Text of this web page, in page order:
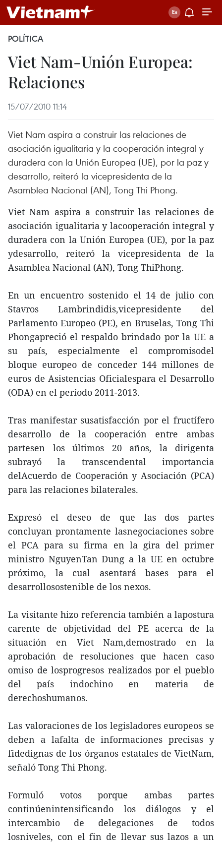
POLÍTICA
Viet Nam-Unión Europea:
Relaciones
15/07/2010 11:14
Viet Nam aspira a construir las relaciones de
asociación igualitaria y la cooperación integral y
duradera con la Unión Europea (UE), por la paz y
desarrollo, reiteró la vicepresidenta de la
Asamblea Nacional (AN), Tong Thi Phong.
Viet Nam aspira a construir las relaciones de
asociación igualitaria y lacooperación integral y
duradera con la Unión Europea (UE), por la paz
ydesarrollo, reiteró la vicepresidenta de la
Asamblea Nacional (AN), Tong ThiPhong.
En un encuentro sostenido el 14 de julio con
Stavros Lambrindidis,vicepresidente del
Parlamento Europeo (PE), en Bruselas, Tong Thi
Phongapreció el respaldo brindado por la UE a
su país, especialmente el compromisodel
bloque europeo de conceder 144 millones de
euros de Asistencias Oficialespara el Desarrollo
(ODA) en el período 2011-2013.
Tras manifestar susatisfacción por el fructífero
desarrollo de la cooperación entre ambas
partesen los últimos 20 años, la dirigenta
subrayó la transcendental importancia
delAcuerdo de Cooperación y Asociación (PCA)
para las relaciones bilaterales.
Expresó el deseo de que las dos partes
concluyan prontamente lasnegociaciones sobre
el PCA para su firma en la gira del primer
ministro NguyenTan Dung a la UE en octubre
próximo, la cual asentará bases para el
desarrollosostenible de los nexos.
La visitante hizo referencia también a lapostura
carente de objetividad del PE acerca de la
situación en Viet Nam,demostrado en la
aprobación de resoluciones que hacen caso
omiso de losprogresos realizados por el pueblo
del país indochino en materia de
derechoshumanos.
Las valoraciones de los legisladores europeos se
deben a lafalta de informaciones precisas y
fidedignas de los órganos estatales de VietNam,
señaló Tong Thi Phong.
Formuló votos porque ambas partes
continúenintensificando los diálogos y el
intercambio de delegaciones de todos
losniveles, con el fin de llevar sus lazos a un